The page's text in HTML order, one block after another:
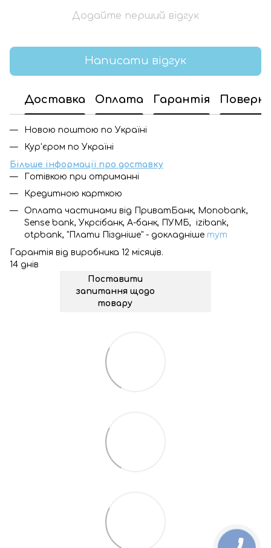
Додайте перший відгук
Написати відгук
Доставка Оплата Гарантія
Новою поштою по Україні
Кур'єром по Україні
Більше інформації про доставку
Готівкою при отриманні
Кредитною карткою
Оплата частинами від ПриватБанк, Monobank,
Sense bank, Укрсібанк, А-банк, ПУМБ, izibank,
otpbank, "Плати Піздніше" - докладніше тут
Гарантія від виробника 12 місяців.
14 днів
Поставити
запитання щодо
товару